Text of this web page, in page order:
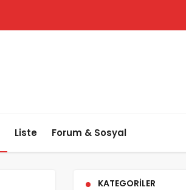
Liste Forum & Sosyal
KATEGORILER